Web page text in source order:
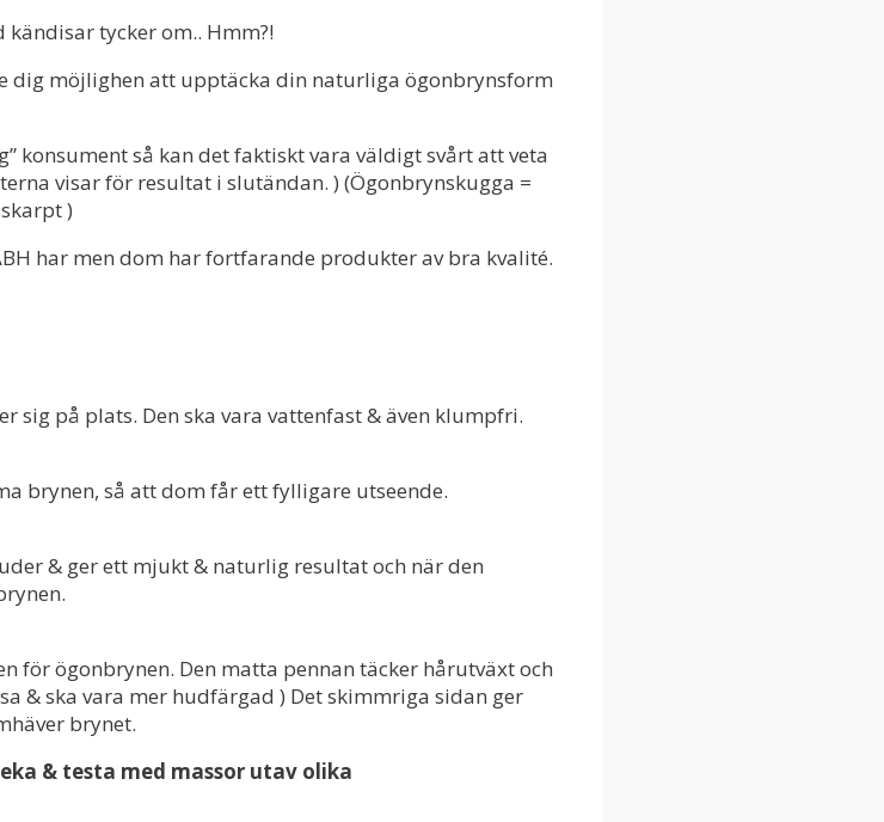
tycker om.. Hmm?!
dig möjlighen att upptäcka din naturliga ögonbrynsform
konsument så kan det faktiskt vara väldigt svårt att veta
visar för resultat i slutändan. ) (Ögonbrynskugga =
)
har men dom har fortfarande produkter av bra kvalité.
sig på plats. Den ska vara vattenfast & även klumpfri.
brynen, så att dom får ett fylligare utseende.
& ger ett mjukt & naturlig resultat och när den
ögonbrynen. Den matta pennan täcker hårutväxt och
& ska vara mer hudfärgad ) Det skimmriga sidan ger
brynet.
& testa med massor utav olika